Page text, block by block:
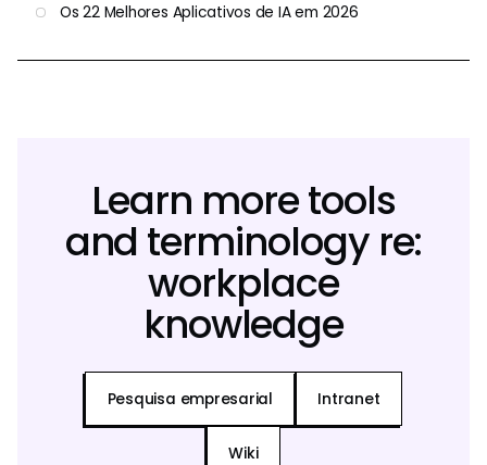
Os 22 Melhores Aplicativos de IA em 2026
Learn more tools
and terminology re:
workplace
knowledge
Pesquisa empresarial Intranet
Wiki